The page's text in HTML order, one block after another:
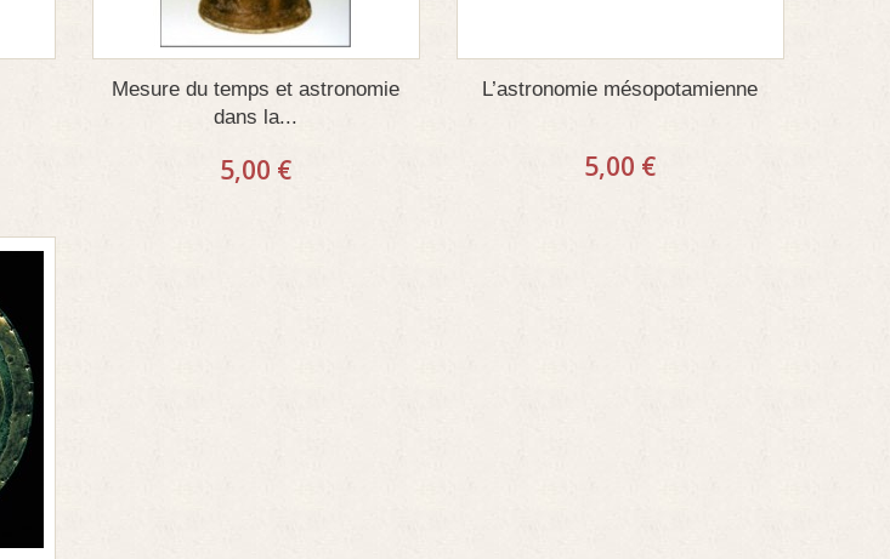
Mesure du temps et astronomie
dans la...
5,00 €
L’astronomie mésopotamienne
5,00 €